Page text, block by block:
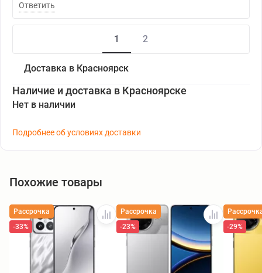
Ответить
1 2
Доставка в Красноярск
Наличие и доставка в Красноярске
Нет в наличии
Подробнее об условиях доставки
Похожие товары
Рассрочка
-33%
Рассрочка
-23%
-29%